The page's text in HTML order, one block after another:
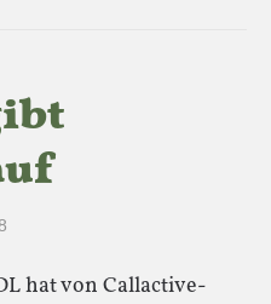
hat von Callactive-